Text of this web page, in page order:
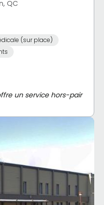
QC
(sur place)
un service hors-pair